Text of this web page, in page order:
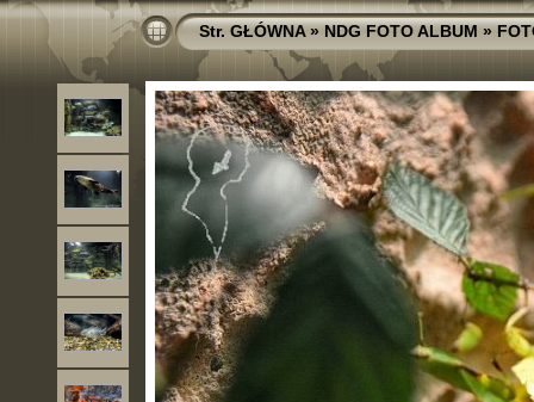
Str. GŁÓWNA»NDG FOTO ALBUM»